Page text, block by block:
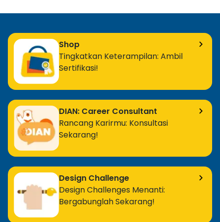
Shop
Tingkatkan Keterampilan: Ambil
Sertifikasi!
DIAN: Career Consultant
Rancang Karirmu: Konsultasi
Sekarang!
Design Challenge
Design Challenges Menanti:
Bergabunglah Sekarang!